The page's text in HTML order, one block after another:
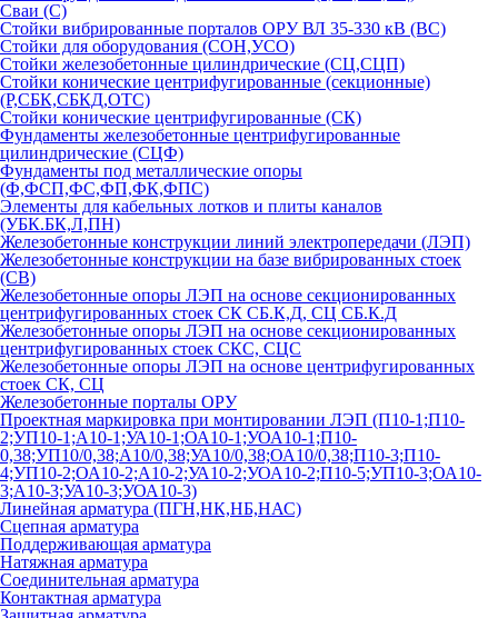
Сваи (С)
Стойки вибрированные порталов ОРУ ВЛ 35-330 кВ (ВС)
Стойки для оборудования (СОН,УСО)
Стойки железобетонные цилиндрические (СЦ,СЦП)
Стойки конические центрифугированные (секционные)
(Р,СБК,СБКД,ОТС)
Стойки конические центрифугированные (СК)
Фундаменты железобетонные центрифугированные
цилиндрические (СЦФ)
Фундаменты под металлические опоры
(Ф,ФСП,ФС,ФП,ФК,ФПС)
Элементы для кабельных лотков и плиты каналов
(УБК.БК,Л,ПН)
Железобетонные конструкции линий электропередачи (ЛЭП)
Железобетонные конструкции на базе вибрированных стоек
(СВ)
Железобетонные опоры ЛЭП на основе секционированных
центрифугированных стоек СК СБ.К,Д, СЦ СБ.К.Д
Железобетонные опоры ЛЭП на основе секционированных
центрифугированных стоек СКС, СЦС
Железобетонные опоры ЛЭП на основе центрифугированных
стоек СК, СЦ
Железобетонные порталы ОРУ
Проектная маркировка при монтировании ЛЭП (П10-1;П10-
2;УП10-1;А10-1;УА10-1;ОА10-1;УОА10-1;П10-
0,38;УП10/0,38;А10/0,38;УА10/0,38;ОА10/0,38;П10-3;П10-
4;УП10-2;ОА10-2;А10-2;УА10-2;УОА10-2;П10-5;УП10-3;ОА10-
3;А10-3;УА10-3;УОА10-3)
Линейная арматура (ПГН,НК,НБ,НАС)
Сцепная арматура
Поддерживающая арматура
Натяжная арматура
Соединительная арматура
Контактная арматура